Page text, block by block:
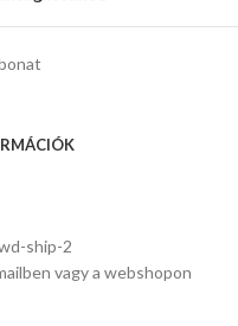
vagy a webshopon